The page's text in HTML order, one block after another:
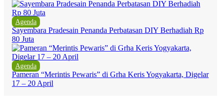
Agenda
Sayembara Pradesain Penanda Perbatasan DIY Berhadiah Rp
80 Juta
Agenda
Pameran “Merintis Pewaris” di Grha Keris Yogyakarta, Digelar
17 – 20 April